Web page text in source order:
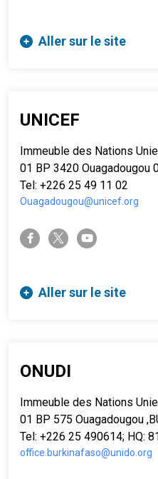
Aller sur le site
UNICEF
Immeuble des Nations
01 BP 3420 Ouagadougou
Tel: +226 25 49 11 02
Ouagadougou@unicef.org
facebook-ftwitter-xyoutube
Aller sur le site
ONUDI
Immeuble des Nations
01 BP 575 Ouagadougou
Tel: +226 25 490614; HQ:
office.burkinafaso@unido.org